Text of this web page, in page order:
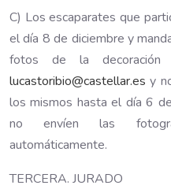
C) Los escaparates que
el día 8 de diciembre y
fotos de la
lucastoribio@castellar.es y
los mismos hasta el día 6
no envíen las
automáticamente.
TERCERA. JURADO